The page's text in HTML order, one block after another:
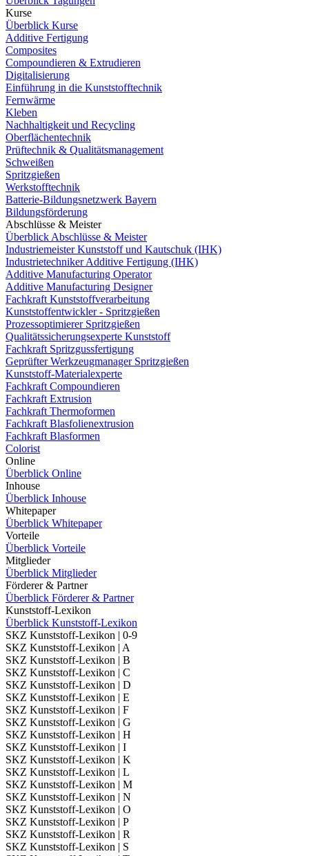
Kurse
Überblick Kurse
Additive Fertigung
Composites
Compoundieren & Extrudieren
Digitalisierung
Einführung in die Kunststofftechnik
Fernwärme
Kleben
Nachhaltigkeit und Recycling
Oberflächentechnik
Prüftechnik & Qualitätsmanagement
Schweißen
Spritzgießen
Werkstofftechnik
Batterie-Bildungsnetzwerk Bayern
Bildungsförderung
Abschlüsse & Meister
Überblick Abschlüsse & Meister
Industriemeister Kunststoff und Kautschuk (IHK)
Industrietechniker Additive Fertigung (IHK)
Additive Manufacturing Operator
Additive Manufacturing Designer
Fachkraft Kunststoffverarbeitung
Kunststoffentwickler - Spritzgießen
Prozessoptimierer Spritzgießen
Qualitätssicherungsexperte Kunststoff
Fachkraft Spritzgussfertigung
Geprüfter Werkzeugmanager Spritzgießen
Kunststoff-Materialexperte
Fachkraft Compoundieren
Fachkraft Extrusion
Fachkraft Thermoformen
Fachkraft Blasfolienextrusion
Fachkraft Blasformen
Colorist
Online
Überblick Online
Inhouse
Überblick Inhouse
Whitepaper
Überblick Whitepaper
Vorteile
Überblick Vorteile
Mitglieder
Überblick Mitglieder
Förderer & Partner
Überblick Förderer & Partner
Kunststoff-Lexikon
Überblick Kunststoff-Lexikon
SKZ Kunststoff-Lexikon | 0-9
SKZ Kunststoff-Lexikon | A
SKZ Kunststoff-Lexikon | B
SKZ Kunststoff-Lexikon | C
SKZ Kunststoff-Lexikon | D
SKZ Kunststoff-Lexikon | E
SKZ Kunststoff-Lexikon | F
SKZ Kunststoff-Lexikon | G
SKZ Kunststoff-Lexikon | H
SKZ Kunststoff-Lexikon | I
SKZ Kunststoff-Lexikon | K
SKZ Kunststoff-Lexikon | L
SKZ Kunststoff-Lexikon | M
SKZ Kunststoff-Lexikon | N
SKZ Kunststoff-Lexikon | O
SKZ Kunststoff-Lexikon | P
SKZ Kunststoff-Lexikon | R
SKZ Kunststoff-Lexikon | S